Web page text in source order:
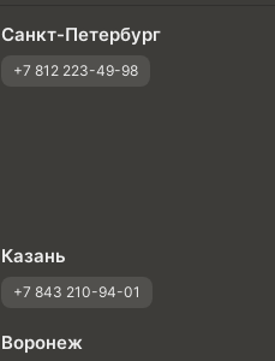
Санкт-Петербург
+7 812 223-49-98
Казань
+7 843 210-94-01
Воронеж